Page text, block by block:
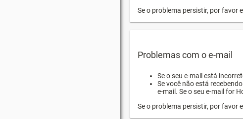
Se o problema persistir, por favor
Problemas com o e-mail
Se o seu e-mail está
Se você não está
e-mail. Se o seu e-mail for
Se o problema persistir, por favor